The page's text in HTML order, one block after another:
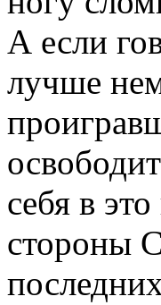
А если
лучше
себя в
стороны